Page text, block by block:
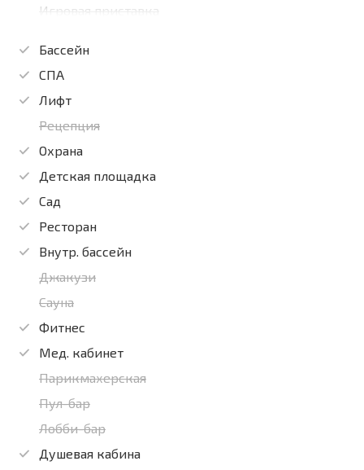
Игровая приставка
Бассейн
СПА
Лифт
Рецепция
Охрана
Детская площадка
Сад
Ресторан
Внутр. бассейн
Джакузи
Сауна
Фитнес
Мед. кабинет
Парикмахерская
Пул-бар
Лобби-бар
Душевая кабина